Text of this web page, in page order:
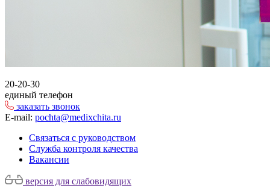
20-20-30
единый телефон
заказать звонок
E-mail: pochta@medixchita.ru
Связаться с руководством
Служба контроля качества
Вакансии
версия для слабовидящих